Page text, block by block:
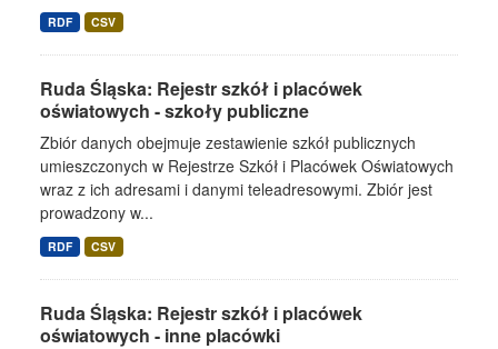
RDF CSV
Ruda Śląska: Rejestr szkół i placówek
oświatowych - szkoły publiczne
Zbiór danych obejmuje zestawienie szkół publicznych
umieszczonych w Rejestrze Szkół i Placówek Oświatowych
wraz z ich adresami i danymi teleadresowymi. Zbiór jest
prowadzony w...
RDF CSV
Ruda Śląska: Rejestr szkół i placówek
oświatowych - inne placówki